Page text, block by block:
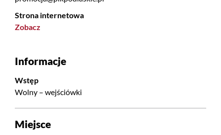
Strona internetowa
Zobacz
Informacje
Wstęp
Wolny – wejściówki
Miejsce